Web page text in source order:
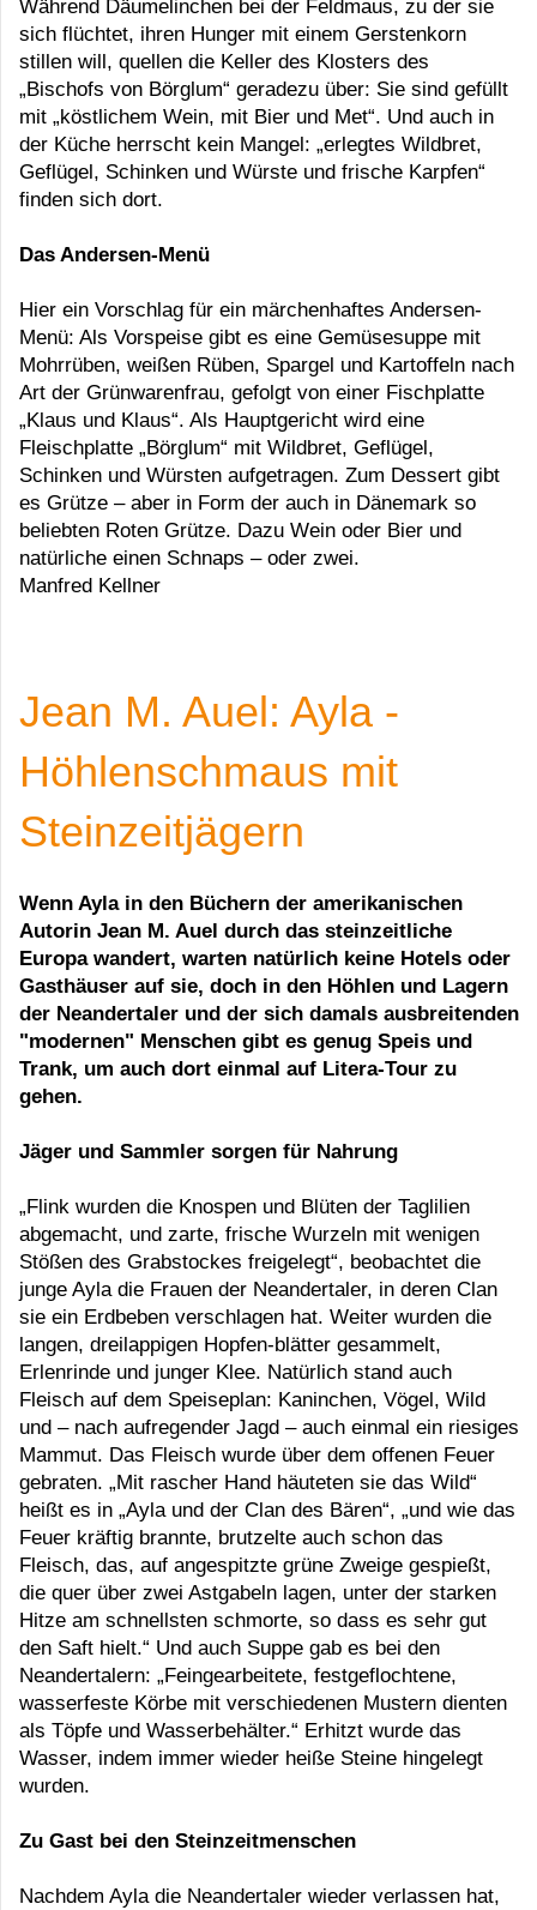
Während Däumelinchen bei der Feldmaus, zu der sie
sich flüchtet, ihren Hunger mit einem Gerstenkorn
stillen will, quellen die Keller des Klosters des
„Bischofs von Börglum“ geradezu über: Sie sind gefüllt
mit „köstlichem Wein, mit Bier und Met“. Und auch in
der Küche herrscht kein Mangel: „erlegtes Wildbret,
Geflügel, Schinken und Würste und frische Karpfen“
finden sich dort.
Das Andersen-Menü
Hier ein Vorschlag für ein märchenhaftes Andersen-
Menü: Als Vorspeise gibt es eine Gemüsesuppe mit
Mohrrüben, weißen Rüben, Spargel und Kartoffeln nach
Art der Grünwarenfrau, gefolgt von einer Fischplatte
„Klaus und Klaus“. Als Hauptgericht wird eine
Fleischplatte „Börglum“ mit Wildbret, Geflügel,
Schinken und Würsten aufgetragen. Zum Dessert gibt
es Grütze – aber in Form der auch in Dänemark so
beliebten Roten Grütze. Dazu Wein oder Bier und
natürliche einen Schnaps – oder zwei.
Manfred Kellner
Jean M. Auel: Ayla -
Höhlenschmaus mit
Steinzeitjägern
Wenn Ayla in den Büchern der amerikanischen
Autorin Jean M. Auel durch das steinzeitliche
Europa wandert, warten natürlich keine Hotels oder
Gasthäuser auf sie, doch in den Höhlen und Lagern
der Neandertaler und der sich damals ausbreitenden
"modernen" Menschen gibt es genug Speis und
Trank, um auch dort einmal auf Litera-Tour zu
gehen.
Jäger und Sammler sorgen für Nahrung
„Flink wurden die Knospen und Blüten der Taglilien
abgemacht, und zarte, frische Wurzeln mit wenigen
Stößen des Grabstockes freigelegt“, beobachtet die
junge Ayla die Frauen der Neandertaler, in deren Clan
sie ein Erdbeben verschlagen hat. Weiter wurden die
langen, dreilappigen Hopfen-blätter gesammelt,
Erlenrinde und junger Klee. Natürlich stand auch
Fleisch auf dem Speiseplan: Kaninchen, Vögel, Wild
und – nach aufregender Jagd – auch einmal ein riesiges
Mammut. Das Fleisch wurde über dem offenen Feuer
gebraten. „Mit rascher Hand häuteten sie das Wild“
heißt es in „Ayla und der Clan des Bären“, „und wie das
Feuer kräftig brannte, brutzelte auch schon das
Fleisch, das, auf angespitzte grüne Zweige gespießt,
die quer über zwei Astgabeln lagen, unter der starken
Hitze am schnellsten schmorte, so dass es sehr gut
den Saft hielt.“ Und auch Suppe gab es bei den
Neandertalern: „Feingearbeitete, festgeflochtene,
wasserfeste Körbe mit verschiedenen Mustern dienten
als Töpfe und Wasserbehälter.“ Erhitzt wurde das
Wasser, indem immer wieder heiße Steine hingelegt
wurden.
Zu Gast bei den Steinzeitmenschen
Nachdem Ayla die Neandertaler wieder verlassen hat,